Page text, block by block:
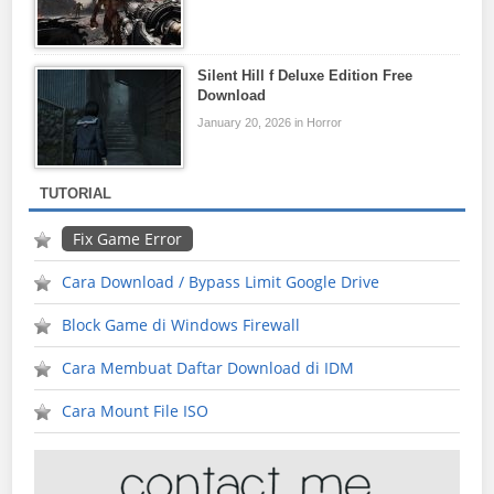
Silent Hill f Deluxe Edition Free
Download
January 20, 2026 in Horror
TUTORIAL
Fix Game Error
Cara Download / Bypass Limit Google Drive
Block Game di Windows Firewall
Cara Membuat Daftar Download di IDM
Cara Mount File ISO